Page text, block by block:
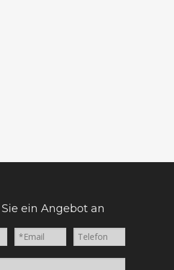
ein Angebot an